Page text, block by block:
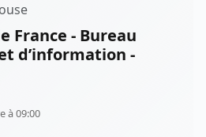
France - Bureau
d’information -
à 09:00